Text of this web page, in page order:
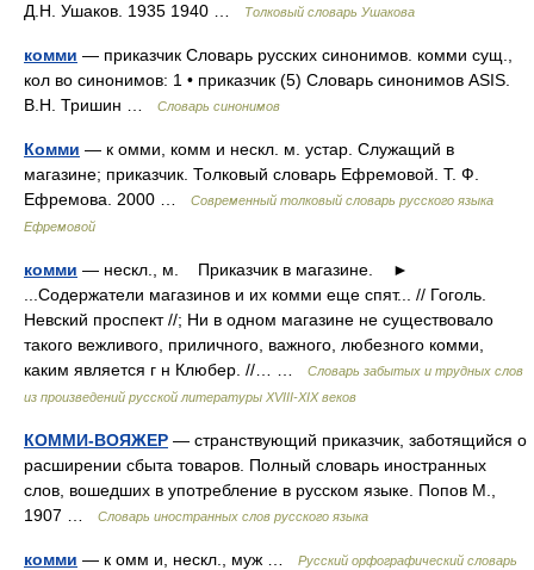
Д.Н. Ушаков. 1935 1940 …
Толковый словарь Ушакова
комми — приказчик Словарь русских синонимов. комми сущ.,
кол во синонимов: 1 • приказчик (5) Словарь синонимов ASIS.
В.Н. Тришин …
Словарь синонимов
Комми — к омми, комм и нескл. м. устар. Служащий в
магазине; приказчик. Толковый словарь Ефремовой. Т. Ф.
Ефремова. 2000 …
Современный толковый словарь русского языка
Ефремовой
комми — нескл., м. Приказчик в магазине. ►
...Содержатели магазинов и их комми еще спят... // Гоголь.
Невский проспект //; Ни в одном магазине не существовало
такого вежливого, приличного, важного, любезного комми,
каким является г н Клюбер. //… …
Словарь забытых и трудных слов
из произведений русской литературы ХVIII-ХIХ веков
КОММИ-ВОЯЖЕР — странствующий приказчик, заботящийся о
расширении сбыта товаров. Полный словарь иностранных
слов, вошедших в употребление в русском языке. Попов М.,
1907 …
Словарь иностранных слов русского языка
комми — к омм и, нескл., муж … Русский орфографический словарь